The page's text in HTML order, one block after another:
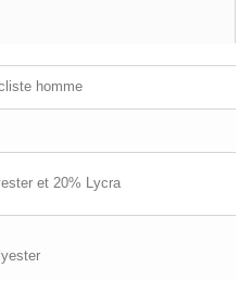
homme
et 20% Lycra